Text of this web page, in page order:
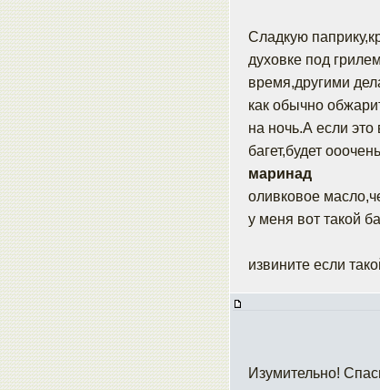
Сладкую
духовке под
время,другими
как обычно
на ночь.А если
багет,будет
маринад
оливковое
у меня вот такой
извините если
Изумительно!